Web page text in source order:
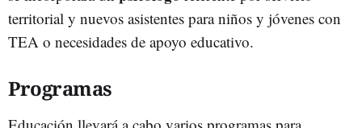
territorial y nuevos asistentes para niños y jóvenes con
TEA o necesidades de apoyo educativo.
Programas